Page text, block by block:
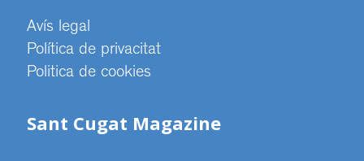
Avís legal
Política de privacitat
Politica de cookies
Sant Cugat Magazine